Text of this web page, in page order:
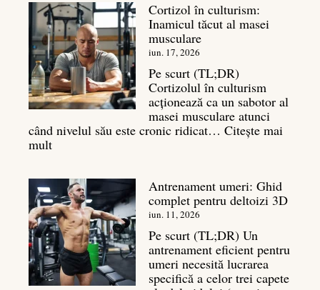
Top
7
mișcări
pentru
un
spate
masiv
Cortizol în culturism:
Inamicul tăcut al masei
musculare
iun. 17, 2026
Pe scurt (TL;DR)
Cortizolul în culturism
acționează ca un sabotor al
masei musculare atunci
când nivelul său este cronic ridicat… Citește mai
mult:
culturism:
Inamicul
tăcut
al
masei
musculare
Antrenament umeri: Ghid
complet pentru deltoizi 3D
iun. 11, 2026
Pe scurt (TL;DR) Un
antrenament eficient pentru
umeri necesită lucrarea
specifică a celor trei capete